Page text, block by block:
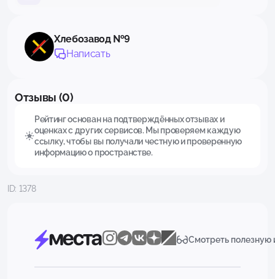
Хлебозавод №9
Написать
Отзывы (0)
Рейтинг основан на подтверждённых отзывах и
оценках с других сервисов. Мы проверяем каждую
ссылку, чтобы вы получали честную и проверенную
информацию о пространстве.
ID: 1378
Смотреть